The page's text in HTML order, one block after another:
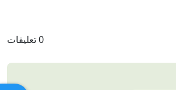
0 تعليقات